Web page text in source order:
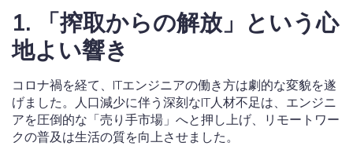
1. 「搾取からの解放」という心
地よい響き
コロナ禍を経て、ITエンジニアの働き方は劇的な変貌を遂
げました。人口減少に伴う深刻なIT人材不足は、エンジニ
アを圧倒的な「売り手市場」へと押し上げ、リモートワー
クの普及は生活の質を向上させました。